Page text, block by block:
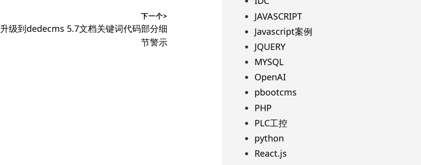
下一个>
下
升级到dedecms 5.7文档关键词代码部分细
节警示
JAVASCRIPT
Javascript案例
JQUERY
MYSQL
OpenAI
pbootcms
PHP
PLC工控
python
React.js